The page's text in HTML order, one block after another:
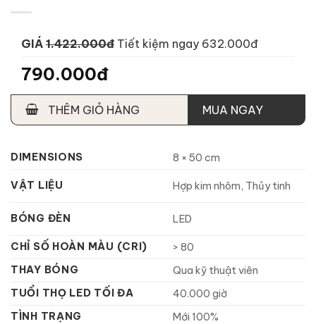
GIÁ 1.422.000đ Tiết kiệm ngay 632.000đ
790.000đ
THÊM GIỎ HÀNG MUA NGAY
DIMENSIONS 8 × 50 cm
VẬT LIỆU Hợp kim nhôm, Thủy tinh
BÓNG ĐÈN LED
CHỈ SỐ HOÀN MÀU (CRI)
> 80
THAY BÓNG
Qua kỹ thuật viên
TUỔI THỌ LED TỐI ĐA
40.000 giờ
TÌNH TRẠNG
Mới 100%